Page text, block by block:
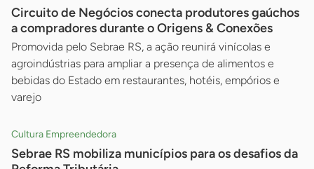
Circuito de Negócios conecta produtores gaúchos
a compradores durante o Origens & Conexões
Promovida pelo Sebrae RS, a ação reunirá vinícolas e
agroindústrias para ampliar a presença de alimentos e
bebidas do Estado em restaurantes, hotéis, empórios e
varejo
Cultura Empreendedora
Sebrae RS mobiliza municípios para os desafios da